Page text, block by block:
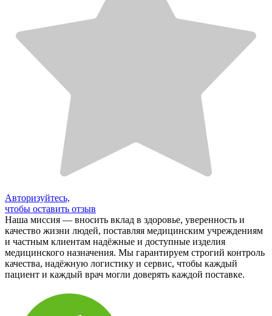
Авторизуйтесь,
чтобы оставить отзыв
Наша миссия — вносить вклад в здоровье, уверенность и
качество жизни людей, поставляя медицинским учреждениям
и частным клиентам надёжные и доступные изделия
медицинского назначения. Мы гарантируем строгий контроль
качества, надёжную логистику и сервис, чтобы каждый
пациент и каждый врач могли доверять каждой поставке.